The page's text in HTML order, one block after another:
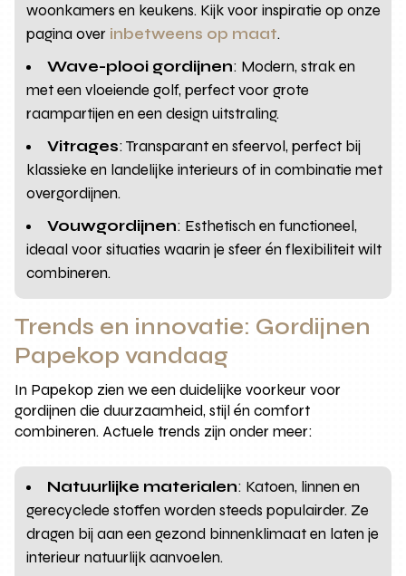
woonkamers en keukens. Kijk voor inspiratie op onze
pagina over inbetweens op maat.
Wave-plooi gordijnen: Modern, strak en
met een vloeiende golf, perfect voor grote
raampartijen en een design uitstraling.
Vitrages: Transparant en sfeervol, perfect bij
klassieke en landelijke interieurs of in combinatie met
overgordijnen.
Vouwgordijnen: Esthetisch en functioneel,
ideaal voor situaties waarin je sfeer én flexibiliteit wilt
combineren.
Trends en innovatie: Gordijnen
Papekop vandaag
In Papekop zien we een duidelijke voorkeur voor
gordijnen die duurzaamheid, stijl én comfort
combineren. Actuele trends zijn onder meer:
Natuurlijke materialen: Katoen, linnen en
gerecyclede stoffen worden steeds populairder. Ze
dragen bij aan een gezond binnenklimaat en laten je
interieur natuurlijk aanvoelen.